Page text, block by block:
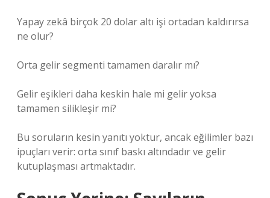
Yapay zekâ birçok 20 dolar altı işi ortadan kaldırırsa
ne olur?
Orta gelir segmenti tamamen daralır mı?
Gelir eşikleri daha keskin hale mi gelir yoksa
tamamen silikleşir mi?
Bu soruların kesin yanıtı yoktur, ancak eğilimler bazı
ipuçları verir: orta sınıf baskı altındadır ve gelir
kutuplaşması artmaktadır.